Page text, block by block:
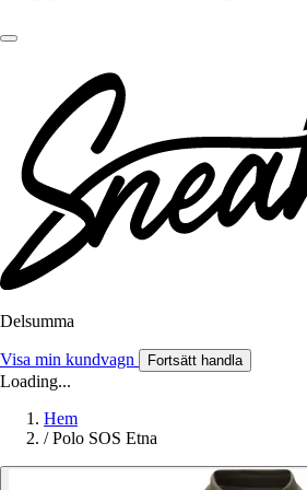
Delsumma
Visa min kundvagn Fortsätt handla
Loading...
Hem
/ Polo SOS Etna